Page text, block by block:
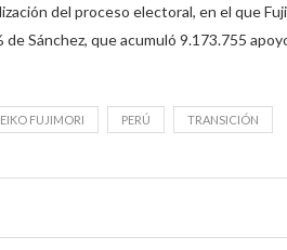
del proceso electoral, en el que
Sánchez, que acumuló 9.173.755
FUJIMORI PERÚ TRANSICIÓN